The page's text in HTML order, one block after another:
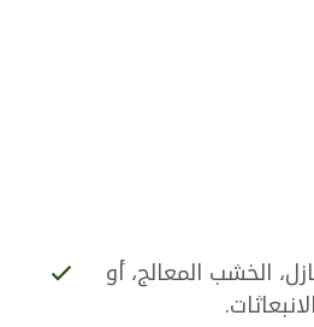
الخشب المعالج، أو